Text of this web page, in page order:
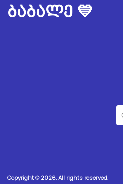
ბაბალე 💛
Copyright © 2026. All rights reserved.